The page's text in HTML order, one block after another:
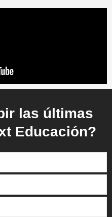
las últimas
Educación?